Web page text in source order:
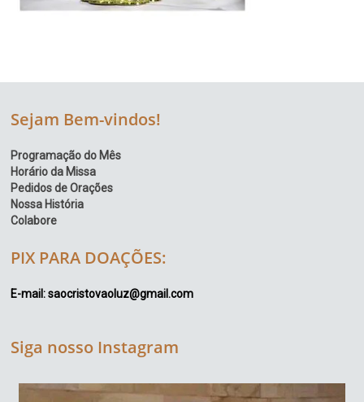
Sejam Bem-vindos!
Programação do Mês
Horário da Missa
Pedidos de Orações
Nossa História
Colabore
PIX PARA DOAÇÕES:
E-mail: saocristovaoluz@gmail.com
Siga nosso Instagram